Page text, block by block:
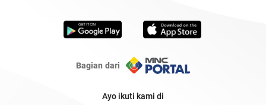
Bagian dari
Ayo ikuti kami di